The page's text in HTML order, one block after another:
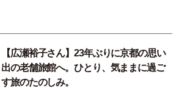
【広瀬裕子さん】23年ぶりに京都の思い
出の老舗旅館へ。ひとり、気ままに過ご
す旅のたのしみ。